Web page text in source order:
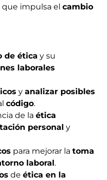
que impulsa el cambio
de ética y su
laborales
y analizar posibles
código.
de la ética
personal y
para mejorar la toma
laboral.
de ética en la